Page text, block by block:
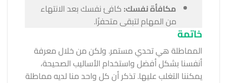
مكافأة نفسك: كافئ نفسك بعد الانتهاء
من المهام لتبقى متحفزًا.
خاتمة
المماطلة هي تحدي مستمر. ولكن من خلال معرفة
أنفسنا بشكل أفضل واستخدام الأساليب الصحيحة،
يمكننا التغلب عليها. تذكر أن كل واحد منا لديه مماطلة